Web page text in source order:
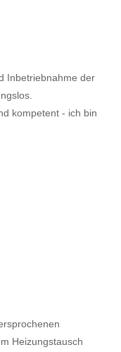
Inbetriebnahme der
kompetent - ich bin
Heizungstausch